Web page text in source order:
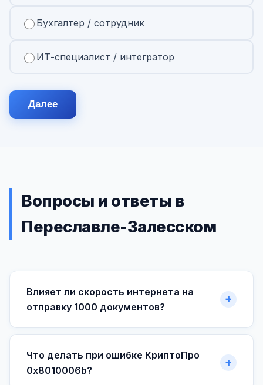
Бухгалтер / сотрудник
ИТ-специалист / интегратор
Далее
Вопросы и ответы в
Переславле-Залесском
Влияет ли скорость интернета на
отправку 1000 документов?
Что делать при ошибке КриптоПро
0x8010006b?